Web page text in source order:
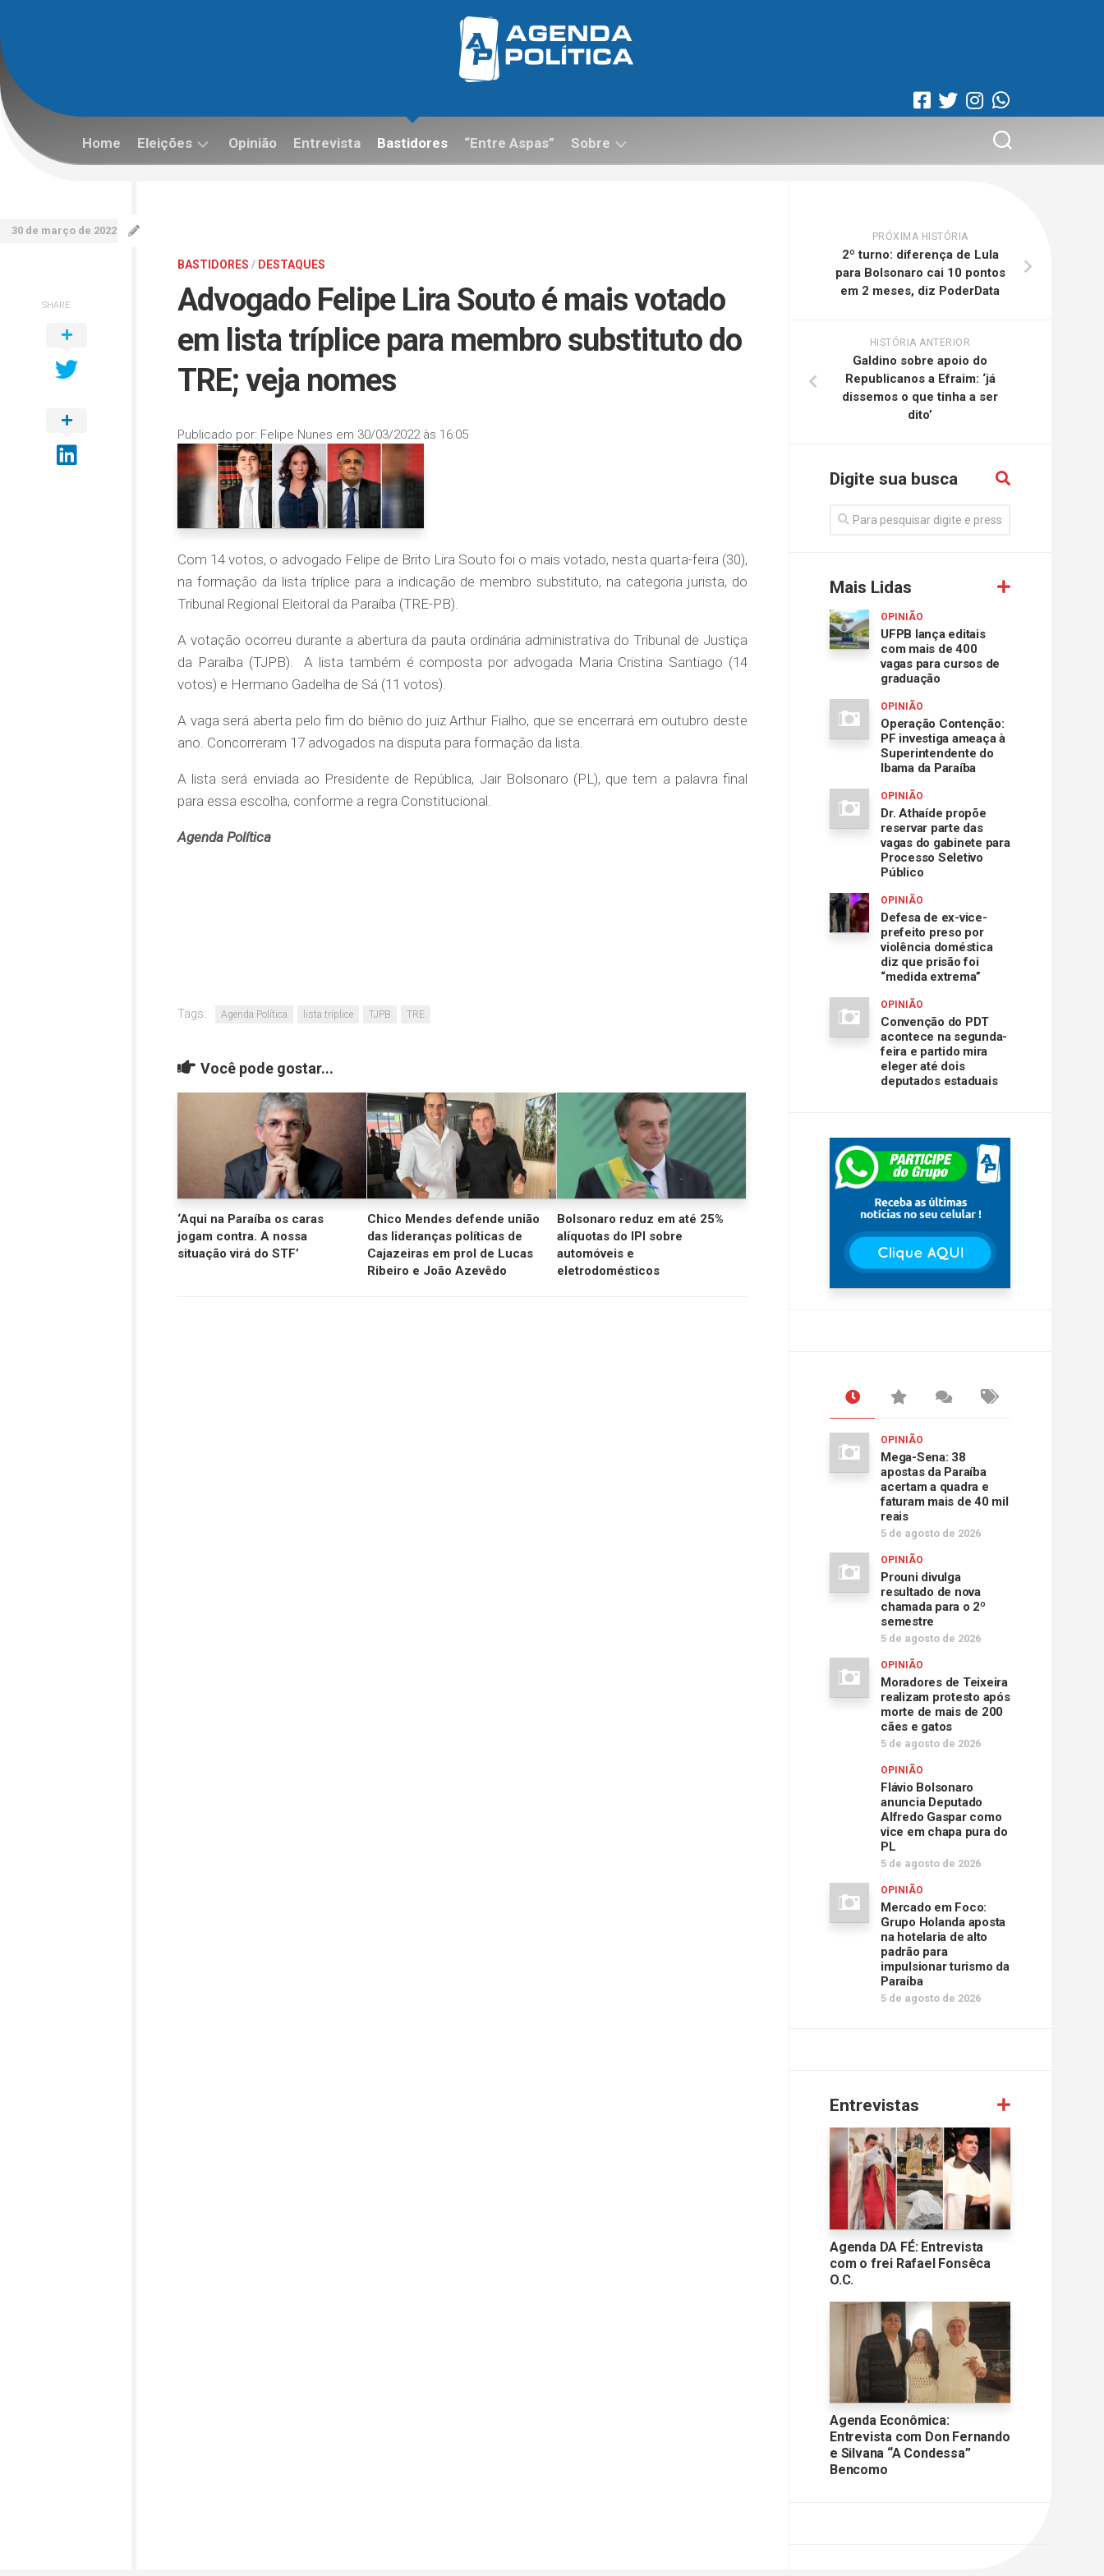
content
Home Eleições Opinião Entrevista Bastidores “Entre Aspas” Sobre
BASTIDORES / DESTAQUES
Advogado Felipe Lira Souto é mais votado
em lista tríplice para membro substituto do
TRE; veja nomes
Publicado por: Felipe Nunes em 30/03/2022 às 16:05
30 de março de 2022
Com 14 votos, o advogado Felipe de Brito Lira Souto foi o mais votado, nesta quarta-feira (30),
na formação da lista tríplice para a indicação de membro substituto, na categoria jurista, do
Tribunal Regional Eleitoral da Paraíba (TRE-PB).
A votação ocorreu durante a abertura da pauta ordinária administrativa do Tribunal de Justiça
da Paraíba (TJPB). A lista também é composta por advogada Maria Cristina Santiago (14
votos) e Hermano Gadelha de Sá (11 votos).
A vaga será aberta pelo fim do biênio do juiz Arthur Fialho, que se encerrará em outubro deste
ano. Concorreram 17 advogados na disputa para formação da lista.
A lista será enviada ao Presidente de República, Jair Bolsonaro (PL), que tem a palavra final
para essa escolha, conforme a regra Constitucional.
Agenda Política
Tags: Agenda Política lista tríplice TJPB TRE
SHARE
Você pode gostar...
‘Aqui na Paraíba os caras
jogam contra. A nossa
situação virá do STF’
Chico Mendes defende união
das lideranças políticas de
Cajazeiras em prol de Lucas
Ribeiro e João Azevêdo
Bolsonaro reduz em até 25%
alíquotas do IPI sobre
automóveis e
eletrodomésticos
PRÓXIMA HISTÓRIA
2º turno: diferença de Lula
para Bolsonaro cai 10 pontos
em 2 meses, diz PoderData
HISTÓRIA ANTERIOR
Galdino sobre apoio do
Republicanos a Efraim: ‘já
dissemos o que tinha a ser
dito’
Digite sua busca
Mais Lidas
OPINIÃO
UFPB lança editais
com mais de 400
vagas para cursos de
graduação
OPINIÃO
Operação Contenção:
PF investiga ameaça à
Superintendente do
Ibama da Paraíba
OPINIÃO
Dr. Athaíde propõe
reservar parte das
vagas do gabinete para
Processo Seletivo
Público
OPINIÃO
Defesa de ex-vice-
prefeito preso por
violência doméstica
diz que prisão foi
“medida extrema”
OPINIÃO
Convenção do PDT
acontece na segunda-
feira e partido mira
eleger até dois
deputados estaduais
OPINIÃO
Mega-Sena: 38
apostas da Paraíba
acertam a quadra e
faturam mais de 40 mil
reais
5 de agosto de 2026
OPINIÃO
Prouni divulga
resultado de nova
chamada para o 2º
semestre
5 de agosto de 2026
OPINIÃO
Moradores de Teixeira
realizam protesto após
morte de mais de 200
cães e gatos
5 de agosto de 2026
OPINIÃO
Flávio Bolsonaro
anuncia Deputado
Alfredo Gaspar como
vice em chapa pura do
PL
5 de agosto de 2026
OPINIÃO
Mercado em Foco:
Grupo Holanda aposta
na hotelaria de alto
padrão para
impulsionar turismo da
Paraíba
5 de agosto de 2026
Entrevistas
Agenda DA FÉ: Entrevista
com o frei Rafael Fonsêca
O.C.
Agenda Econômica:
Entrevista com Don Fernando
e Silvana “A Condessa”
Bencomo